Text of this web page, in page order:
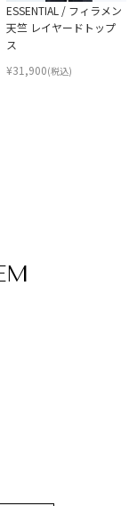
ESSENTIAL / フィラメン
天竺 レイヤードトップ
ス
¥31,900(税込)